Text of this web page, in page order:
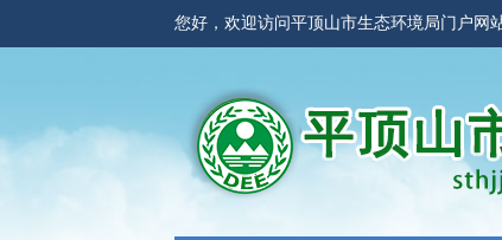
您好，欢迎访问平顶山市生态环境局门户